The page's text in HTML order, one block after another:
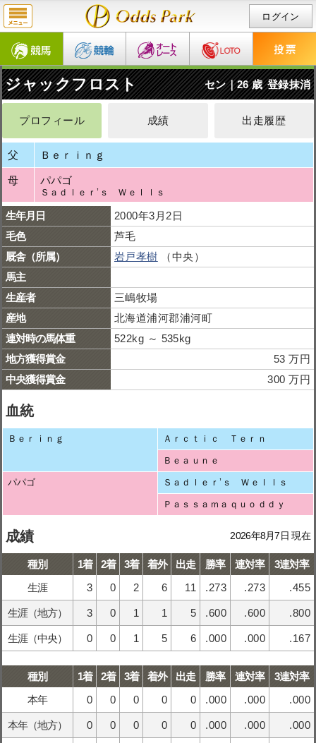
ログイン
ジャックフロスト セン｜26 歳 登録抹消
プロフィール 成績 出走履歴
父 Ｂｅｒｉｎｇ
母 パパゴ
Ｓａｄｌｅｒ’ｓ Ｗｅｌｌｓ
生年月日
2000年3月2日
毛色
芦毛
厩舎（所属）
岩戸孝樹 （中央）
馬主
生産者
三嶋牧場
産地
北海道浦河郡浦河町
連対時の馬体重
522kg ～ 535kg
地方獲得賞金
53 万円
中央獲得賞金
300 万円
血統
Ｂｅｒｉｎｇ Ａｒｃｔｉｃ Ｔｅｒｎ
Ｂｅａｕｎｅ
パパゴ Ｓａｄｌｅｒ’ｓ Ｗｅｌｌｓ
Ｐａｓｓａｍａｑｕｏｄｄｙ
成績 2026年8月7日 現在
種別 1着 2着 3着 着外 出走 勝率 連対率
3連対率
生涯
3 0 2 6 11 .273 .273 .455
生涯（地方） 3 0 1 1 5 .600 .600 .800
生涯（中央） 0 0 1 5 6 .000 .000 .167
種別 1着 2着 3着 着外 出走 勝率 連対率
3連対率
本年
0 0 0 0 0 .000 .000 .000
本年（地方） 0 0 0 0 0 .000 .000 .000